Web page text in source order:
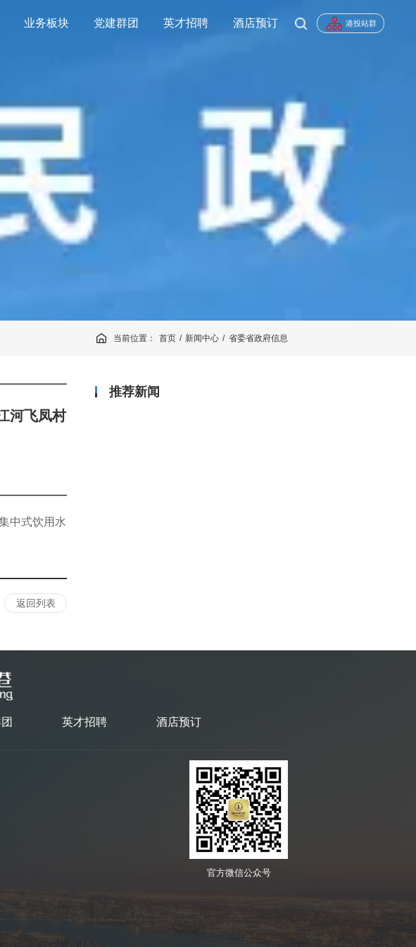
业务板块 党建群团 英才招聘 酒店预订 港投站群
当前位置： 首页 / 新闻中心 / 省委省政府信息
河飞凤村
中式饮用水
返回列表
推荐新闻
英才招聘 酒店预订
官方微信公众号